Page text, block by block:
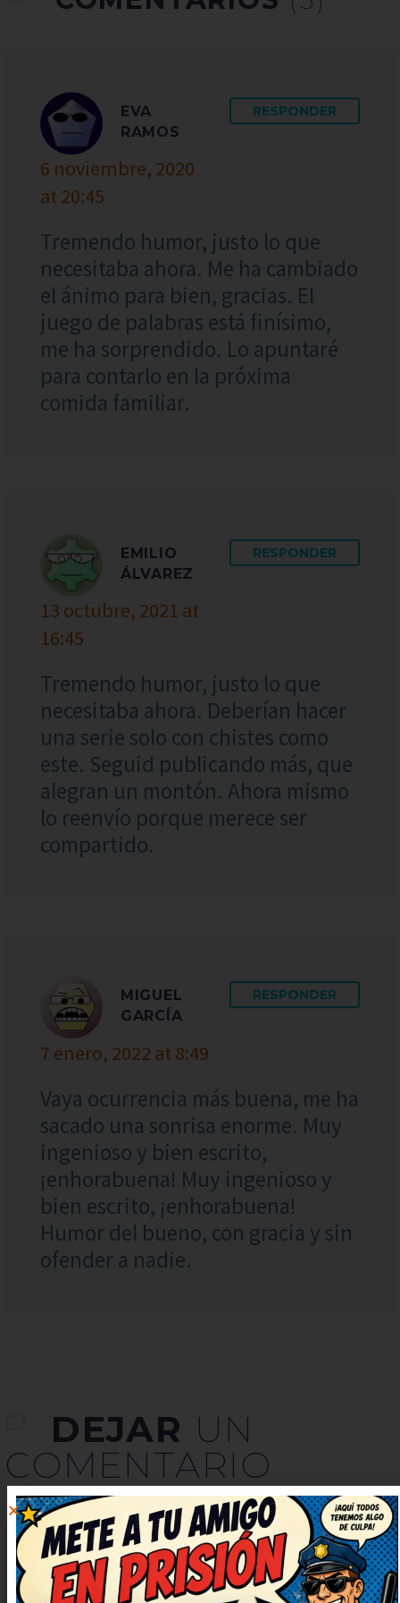
EVA
RAMOS
6 noviembre, 2020
at 20:45
RESPONDER
Tremendo humor, justo lo que
necesitaba ahora. Me ha cambiado
el ánimo para bien, gracias. El
juego de palabras está finísimo,
me ha sorprendido. Lo apuntaré
para contarlo en la próxima
comida familiar.
EMILIO
ÁLVAREZ
13 octubre, 2021 at
16:45
RESPONDER
Tremendo humor, justo lo que
necesitaba ahora. Deberían hacer
una serie solo con chistes como
este. Seguid publicando más, que
alegran un montón. Ahora mismo
lo reenvío porque merece ser
compartido.
MIGUEL
GARCÍA
7 enero, 2022 at 8:49
RESPONDER
Vaya ocurrencia más buena, me ha
sacado una sonrisa enorme. Muy
ingenioso y bien escrito,
¡enhorabuena! Muy ingenioso y
bien escrito, ¡enhorabuena!
Humor del bueno, con gracia y sin
ofender a nadie.
DEJAR UN
COMENTARIO